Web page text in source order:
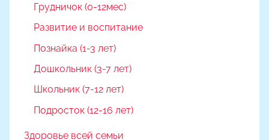
Грудничок (0-12мес)
Развитие и воспитание
Познайка (1-3 лет)
Дошкольник (3-7 лет)
Школьник (7-12 лет)
Подросток (12-16 лет)
Здоровье всей семьи